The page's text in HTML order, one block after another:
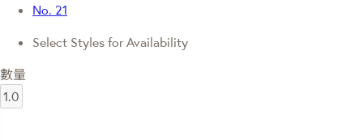
No. 21
Select Styles for Availability
數量